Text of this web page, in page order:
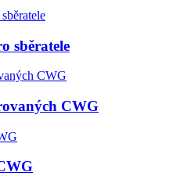
sběratele
CWG